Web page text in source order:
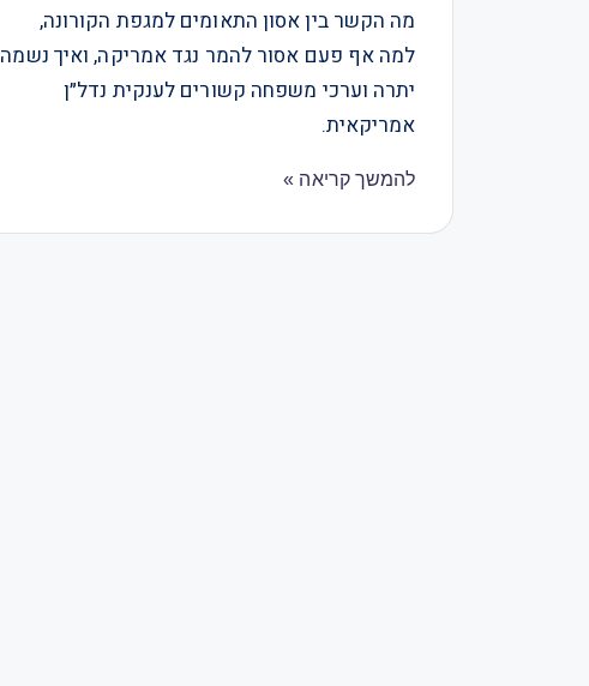
מה הקשר בין אסון התאומים למגפת הקורונה,
למה אף פעם אסור להמר נגד אמריקה, ואיך נשמה
יתרה וערכי משפחה קשורים לענקית נדל״ן
אמריקאית.
להמשך קריאה »